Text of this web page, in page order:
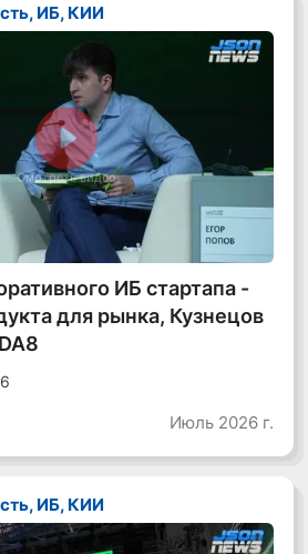
ИБ, КИИ
Смотреть видео
ИБ стартапа -
для рынка, Кузнецов
Июль 2026 г.
ИБ, КИИ